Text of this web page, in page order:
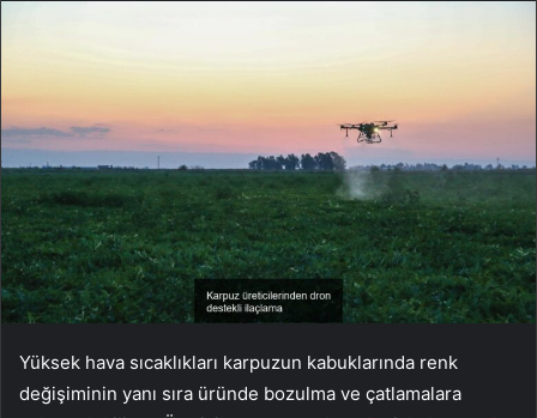
Yüksek hava sıcaklıkları karpuzun kabuklarında renk
değişiminin yanı sıra üründe bozulma ve çatlamalara